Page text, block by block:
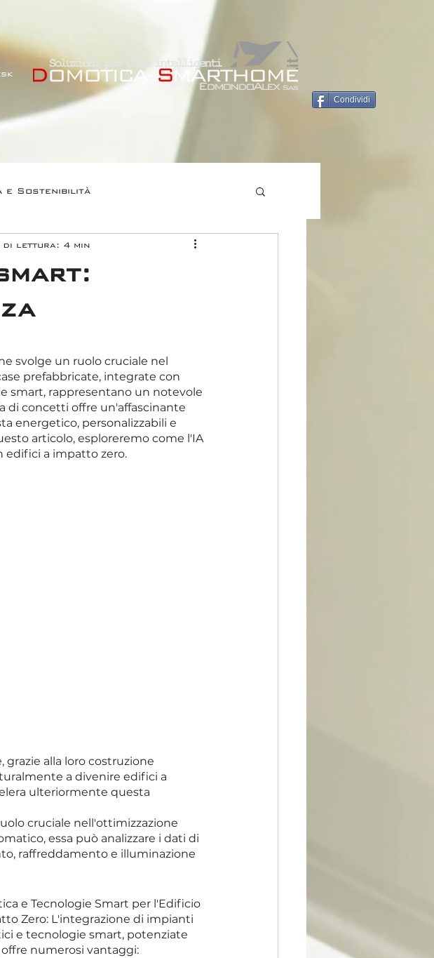
Condividi
e Sostenibilità
di lettura: 4 min
svolge un ruolo cruciale nel
prefabbricate, integrate con
smart, rappresentano un notevole
di concetti offre un'affascinante
energetico, personalizzabili e
articolo, esploreremo come l'IA
edifici a impatto zero.
grazie alla loro costruzione
a divenire edifici a
ulteriormente questa
cruciale nell'ottimizzazione
essa può analizzare i dati di
raffreddamento e illuminazione
e Tecnologie Smart per l'Edificio
Zero: L'integrazione di impianti
e tecnologie smart, potenziate
offre numerosi vantaggi: